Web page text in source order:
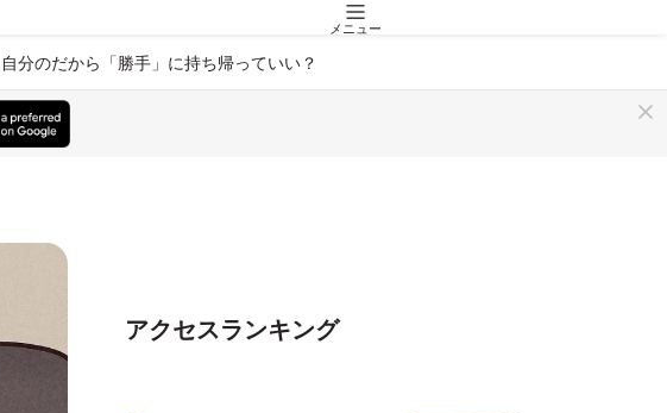
メニュー
のだから「勝手」に持ち帰っていい？
アクセスランキング